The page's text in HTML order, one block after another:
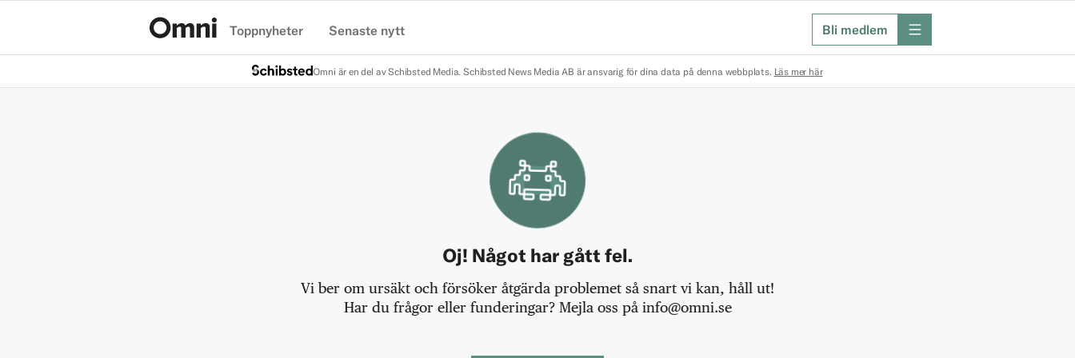
Toppnyheter Senaste nytt Bli medlem meny
Omni är en del av Schibsted Media. Schibsted News Media AB är ansvarig för dina data på denna webbplats. Läs mer här
Oj! Något har gått fel.
Vi ber om ursäkt och försöker åtgärda problemet så snart vi kan, håll ut!
Har du frågor eller funderingar? Mejla oss på info@omni.se